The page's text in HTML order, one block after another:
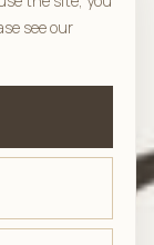
see our